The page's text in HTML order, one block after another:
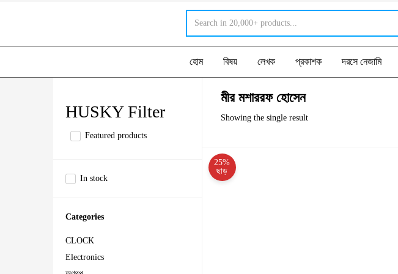
হোম বিষয় লেখক প্রকাশক দরসে নেজামি
HUSKY Filter
Featured products
In stock
Categories
CLOCK
Electronics
মীর মশাররফ হোসেন
Showing the single result
25%
ছাড়